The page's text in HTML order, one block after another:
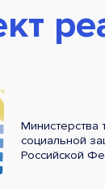
Министерства
социальной
Российской